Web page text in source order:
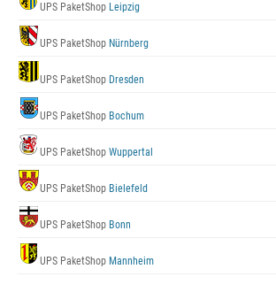
UPS PaketShop Leipzig
UPS PaketShop Nürnberg
UPS PaketShop Dresden
UPS PaketShop Bochum
UPS PaketShop Wuppertal
UPS PaketShop Bielefeld
UPS PaketShop Bonn
UPS PaketShop Mannheim